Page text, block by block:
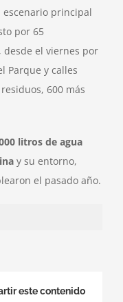
principal
por 65
desde el viernes por
Parque y calles
600 más
litros de agua
y su entorno,
el pasado año.
este contenido